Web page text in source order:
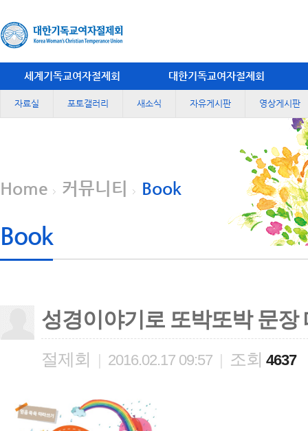
세계기독교여자절제회 대한기독교여자절제회
자료실 포토갤러리 새소식 자유게시판 영상게시판
Home 커뮤니티 Book
Book
성경이야기로 또박또박 문장
절제회 | 2016.02.17 09:57 | 조회 4637